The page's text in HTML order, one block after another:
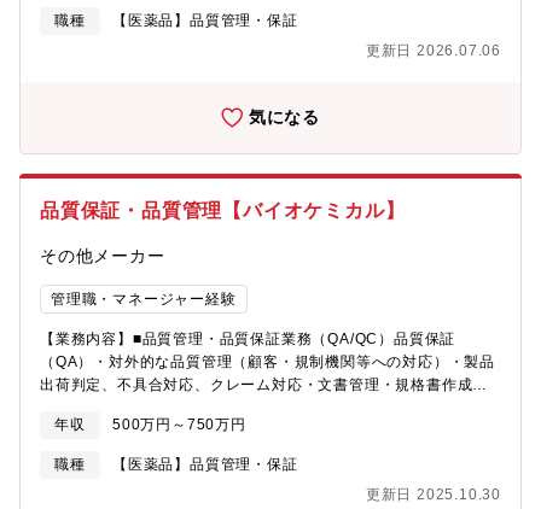
住宅）の賃貸事業のほか、分譲マンション事業も手掛けていま
す。近年では新たな事業領域として、海外不動産ビジネスや資産
回転型ビジネスへも参入しています。【業務処理】■ビル事業：東
商業施設について、関係会社と連携して運営や、施設のリニュー
発、分譲、賃貸、管理を行っています。■海外不動産事業：国内・
中心に開発・出資を行っています。■資産回転型事業：新規取得し
を元に新たな有望資産へ再投資を行っています。■その他：公的不
動産を有効活用する官民連携事業にも参入しています。
職種
【医薬品】品質管理・保証
更新日 2026.07.06
気になる
品質保証・品質管理【バイオケミカル】
その他メーカー
管理職・マネージャー経験
【業務内容】■品質管理・品質保証業務（QA/QC）品質保証
（QA）・対外的な品質管理（顧客・規制機関等への対応）・製品
出荷判定、不具合対応、クレーム対応・文書管理・規格書作成・
理（QC）・製品の規格試験、分析評価（医薬品・試薬・化成品な
ど）・試験記録、データ管理・試験機器の管理、キャリブレーシ
ョン・製造部門、研究部門と連携した品質課題解決■認証・基準管
理・規格・認証の管理（ISO13485・ISO22442など）・動物由来
年収 500万円～750万円
職種
【医薬品】品質管理・保証
更新日 2025.10.30